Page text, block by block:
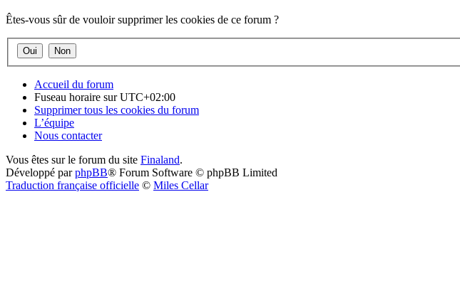
Êtes-vous sûr de vouloir supprimer les cookies de ce forum ?
Accueil du forum
Fuseau horaire surUTC+02:00
Supprimer tous les cookies du forum
L’équipe
Nous contacter
Vous êtes sur le forum du site Finaland.
Développé parphpBB® Forum Software © phpBB Limited
Traduction française officielle © Miles Cellar